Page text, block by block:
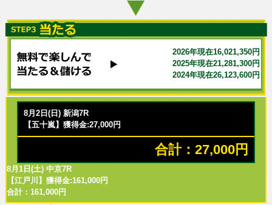
2026年現在16,021,350円
2025年現在21,281,300円
2024年現在26,123,600円
8月2日(日) 新潟7R
【五十嵐】獲得金:27,000円
合計：27,000円
8月1日(土) 中京7R
【江戸川】獲得金:161,000円
合計：161,000円